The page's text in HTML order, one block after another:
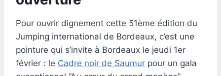
Pour ouvrir dignement cette 51ème édition du
Jumping international de Bordeaux, c’est une
pointure qui s’invite à Bordeaux le jeudi 1er
février : le Cadre noir de Saumur pour un gala